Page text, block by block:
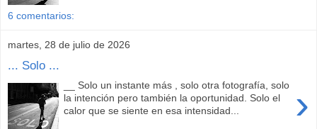
6 comentarios:
martes, 28 de julio de 2026
... Solo ...
›
__ Solo un instante más , solo otra fotografía, solo
la intención pero también la oportunidad. Solo el
calor que se siente en esa intensidad...